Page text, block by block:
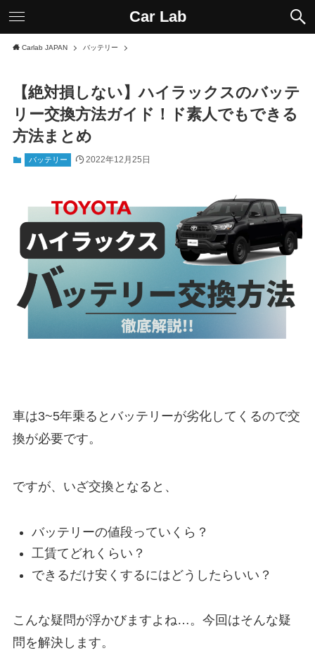
Car Lab
Carlab JAPAN バッテリー
【絶対損しない】ハイラックスのバッテ
リー交換方法ガイド！ド素人でもできる
方法まとめ
バッテリー 2022年12月25日
車は3~5年乗るとバッテリーが劣化してくるので交
換が必要です。
ですが、いざ交換となると、
バッテリーの値段っていくら？
工賃てどれくらい？
できるだけ安くするにはどうしたらいい？
こんな疑問が浮かびますよね…。今回はそんな疑
問を解決します。